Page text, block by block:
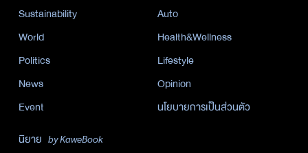
Sustainability
Auto
World
Health&Wellness
Politics
Lifestyle
News
Opinion
Event
นโยบายการเป็นส่วนตัว
นิยาย by KaweBook